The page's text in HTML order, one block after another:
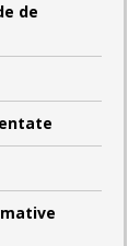
de